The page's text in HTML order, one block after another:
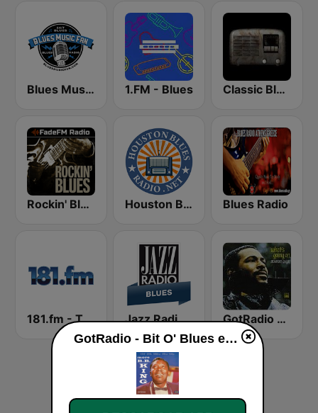
Blues Music Fan Radio 1.FM - Blues Classic Blues Radio
Rockin' Blues - FadeFM Houston Blues Radio Blues Radio
181.fm - True Blues Jazz Radio Blues GotRadio - R&B Classics
GotRadio - Bit O' Blues en vivo